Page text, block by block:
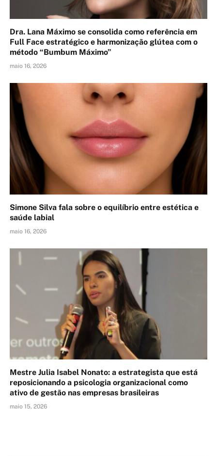
Dra. Lana Máximo se consolida como referência em
Full Face estratégico e harmonização glútea com o
método “Bumbum Máximo”
maio 16, 2026
Simone Silva fala sobre o equilíbrio entre estética e
saúde labial
maio 16, 2026
Mestre Julia Isabel Nonato: a estrategista que está
reposicionando a psicologia organizacional como
ativo de gestão nas empresas brasileiras
maio 15, 2026